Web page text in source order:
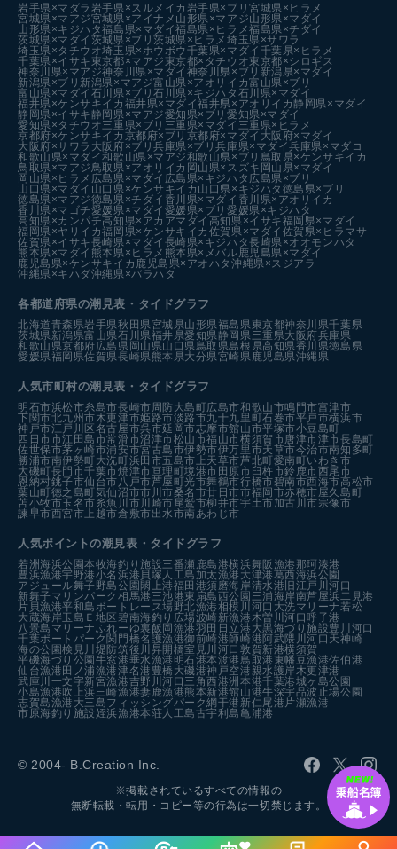
岩手県×マダラ 岩手県×スルメイカ 岩手県×ブリ宮城県×ヒラメ
宮城県×マアジ宮城県×アイナメ 山形県×マアジ山形県×マダイ
山形県×キジハタ福島県×マダイ福島県×ヒラメ福島県×チダイ
茨城県×マダイ 茨城県×ブリ茨城県×ヒラメ埼玉県×サワラ
埼玉県×タチウオ埼玉県×ホウボウ 千葉県×マダイ 千葉県×ヒラメ
千葉県×イサキ 東京都×マアジ 東京都×タチウオ東京都×シロギス
神奈川県×マアジ神奈川県×マダイ 神奈川県×ブリ 新潟県×マダイ
新潟県×ブリ 新潟県×マアジ富山県×アオリイカ富山県×ブリ
富山県×マダイ 石川県×ブリ石川県×キジハタ 石川県×マダイ
福井県×ケンサキイカ 福井県×マダイ福井県×アオリイカ静岡県×マダイ
静岡県×イサキ静岡県×マアジ愛知県×ブリ愛知県×マダイ
愛知県×タチウオ三重県×ブリ 三重県×マダイ 三重県×ヒラメ
京都府×ケンサキイカ 京都府×ブリ 京都府×マダイ 大阪府×マダイ
大阪府×サワラ 大阪府×ブリ兵庫県×ブリ兵庫県×マダイ兵庫県×マダコ
和歌山県×マダイ和歌山県×マアジ和歌山県×ブリ 鳥取県×ケンサキイカ
鳥取県×マアジ 鳥取県×アオリイカ 岡山県×スズキ 岡山県×マダイ
岡山県×ヒラメ 広島県×マダイ 広島県×キジハタ 広島県×ブリ
山口県×マダイ 山口県×ケンサキイカ 山口県×キジハタ 徳島県×ブリ
徳島県×マアジ徳島県×チダイ 香川県×マダイ 香川県×アオリイカ
香川県×マゴチ愛媛県×マダイ 愛媛県×ブリ愛媛県×キジハタ
高知県×カンパチ高知県×アカアマダイ 高知県×イサキ福岡県×マダイ
福岡県×ヤリイカ福岡県×ケンサキイカ 佐賀県×マダイ 佐賀県×ヒラマサ
佐賀県×イサキ長崎県×マダイ 長崎県×キジハタ長崎県×オオモンハタ
熊本県×マダイ 熊本県×ヒラメ 熊本県×メバル 鹿児島県×マダイ
鹿児島県×ケンサキイカ 鹿児島県×アオハタ沖縄県×スジアラ
沖縄県×キハダ沖縄県×バラハタ
各都道府県の潮見表 ・タイドグラフ
北海道青森県岩手県秋田県宮城県山形県福島県 東京都神奈川県千葉県
茨城県 新潟県富山県石川県福井県愛知県静岡県 三重県大阪府兵庫県
和歌山県京都府広島県 岡山県山口県 鳥取県島根県高知県香川県徳島県
愛媛県福岡県佐賀県長崎県 熊本県大分県宮崎県 鹿児島県沖縄県
人気市町村の潮見表・タイドグラフ
明石市浜松市糸島市長崎市 周防大島町広島市和歌山市鳴門市富津市
下関市北九州市木更津市姫路市淡路市九十九里町石巻市平戸市横浜市
神戸市江戸川区名古屋市呉市延岡市志摩市館山市平塚市小豆島町
四日市市江田島市常滑市沼津市松山市福山市横須賀市唐津市津市長島町
佐世保市茅ヶ崎市浦安市宮古島市伊勢市伊万里市天草市今治市南知多町
勝浦市南伊勢町大洗町浜田市五島市 上天草市芦北町愛南町いわき市
大磯町長門市千葉市焼津市亘理町境港市田原市臼杵市鈴鹿市西尾市
恩納村銚子市仙台市 八戸市芦屋町光市舞鶴市行橋市碧南市西海市高松市
葉山町徳之島町気仙沼市市川市桑名市廿日市市福岡市赤穂市屋久島町
苫小牧市玉名市糸魚川市 川崎市尾鷲市柳井市宇土市加古川市宗像市
諫早市西宮市 上越市倉敷市出水市南あわじ市
人気ポイントの潮見表・タイドグラフ
若洲海浜公園本牧海釣り施設三番瀬 鹿島港横浜舞阪漁港 那珂湊港
豊浜漁港宇野港小名浜港 貝塚人工島 加太漁港 大津港葛西海浜公園
アジュール舞子野島公園閖上港福田港須磨海岸清水港 旧江戸川河口
新舞子マリンパーク 相馬港 三池港東扇島西公園 三浦海岸南芦屋浜 二見港
片貝漁港平和島ボートレース場野北漁港相模川河口 大洗マリーナ 若松
大蔵海岸玉島Ｅ地区碧南海釣り広場波崎新漁港 木曽川河口呼子港
八景島マリーナふれーゆ裏飯岡漁港羽田 日立港 大黒海づり施設豊川河口
千葉ポートパーク関門橋名護漁港御前崎港師崎港阿武隈川河口 天神崎
海の公園検見川堤防筑後川昇開橋室見川河口敦賀新港横須賀
平磯海づり公園牛窓港垂水漁港 明石港本渡港 鳥取港 東幡豆漁港佐伯港
仙台漁港田ノ浦漁港津名港 豊橋 大磯港神戸空港親水護岸 木更津港
武庫川一文字新宮漁港吉野川河口 三角西港洲本港千葉港城ヶ島公園
小島漁港吹上浜三崎漁港妻鹿漁港熊本新港館山港牛深宇品波止場公園
志賀島漁港 大三島フィッシングパーク網干港 新仁尾港 片瀬漁港
市原海釣り施設姪浜漁港本荘人工島古宇利島亀浦港
© 2004- B.Creation Inc.
※掲載されているすべての情報の
無断転載・転用・コピー等の行為は一切禁じます。